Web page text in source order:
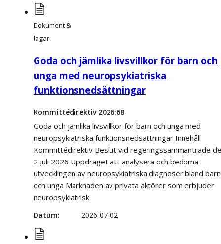
Dokument &
lagar
Goda och jämlika livsvillkor för barn och
unga med neuropsykiatriska
funktionsnedsättningar
Kommittédirektiv 2026:68
Goda och jämlika livsvillkor för barn och unga med
neuropsykiatriska funktionsnedsättningar Innehåll
Kommittédirektiv Beslut vid regeringssammanträde
2 juli 2026 Uppdraget att analysera och bedöma
utvecklingen av neuropsykiatriska diagnoser bland barn
och unga Marknaden av privata aktörer som erbjuder
neuropsykiatrisk
Datum 2026-07-02